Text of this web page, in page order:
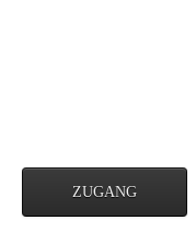
ZUGANG